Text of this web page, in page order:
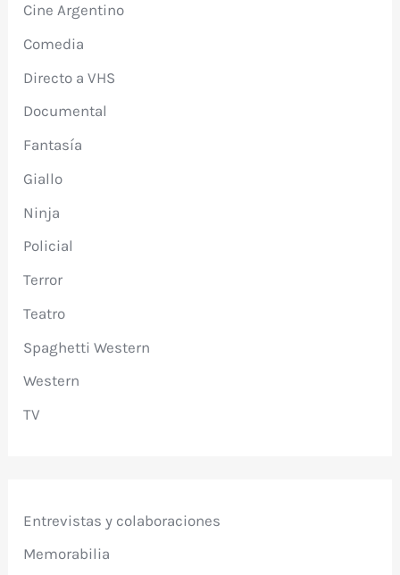
Cine Argentino
Comedia
Directo a VHS
Documental
Fantasía
Giallo
Ninja
Policial
Terror
Teatro
Spaghetti Western
Western
TV
Entrevistas y colaboraciones
Memorabilia